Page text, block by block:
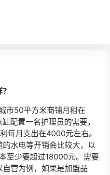
市50平方米商铺月租在
配置一名护理员的需要，
每月支出在4000元左右。
水电等开销会比较大，以
至少要超过18000元。需要
营为例，如果是加盟品